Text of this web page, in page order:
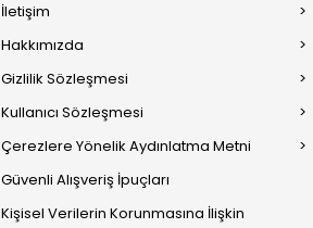
İletişim
Hakkımızda
Gizlilik Sözleşmesi
Kullanıcı Sözleşmesi
Çerezlere Yönelik Aydınlatma Metni
Güvenli Alışveriş İpuçları
Kişisel Verilerin Korunmasına İlişkin